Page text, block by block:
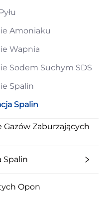
Amoniaku
Wapnia
Sodem Suchym SDS
Spalin
Spalin
Gazów Zaburzających
Spalin
Opon